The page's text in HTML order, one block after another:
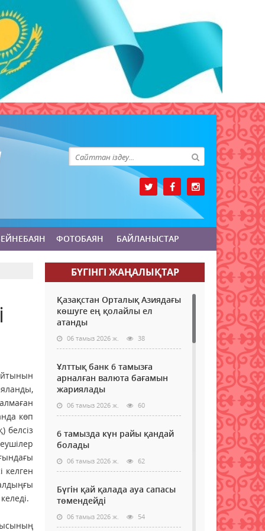
ФОТОБАЯН БАЙЛАНЫСТАР
көп
белсіз
келген
БҮГІНГI ЖАҢАЛЫҚТАР
Қазақстан Орталық Азиядағы
көшуге ең қолайлы ел
атанды
06 тамыз 2026 ж. 38
Ұлттық банк 6 тамызға
арналған валюта бағамын
жариялады
06 тамыз 2026 ж. 60
6 тамызда күн райы қандай
болады
06 тамыз 2026 ж. 62
Бүгін қай қалада ауа сапасы
төмендейді
06 тамыз 2026 ж. 54